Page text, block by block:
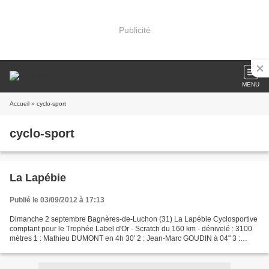
Publicité
MENU
Accueil » cyclo-sport
cyclo-sport
La Lapébie
Publié le 03/09/2012 à 17:13
Dimanche 2 septembre Bagnères-de-Luchon (31) La Lapébie Cyclosportive
comptant pour le Trophée Label d'Or - Scratch du 160 km - dénivelé : 3100
mètres 1 : Mathieu DUMONT en 4h 30' 2 : Jean-Marc GOUDIN à 04" 3 :